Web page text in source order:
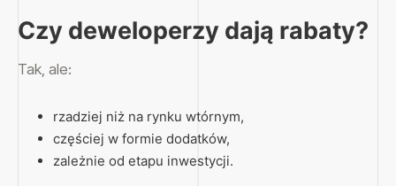
Czy deweloperzy dają rabaty?
Tak, ale:
rzadziej niż na rynku wtórnym,
częściej w formie dodatków,
zależnie od etapu inwestycji.